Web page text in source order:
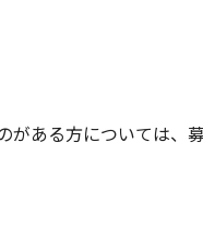
がある方については、